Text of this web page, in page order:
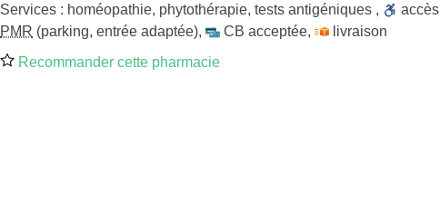
Services : homéopathie, phytothérapie, tests antigéniques ,
accès
PMR (parking, entrée adaptée), CB acceptée,
livraison
Recommander cette pharmacie